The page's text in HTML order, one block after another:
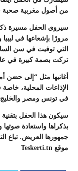
من أصول مغربية صحبة
سيروي الحفل مسيرة
مرورًا بإشعاعها في
التي توفيت في سن
تركت بصمة كبيرة في
أغانيها مثل “إلى حضن
الإذاعات المحلية، خاصة
في تونس ومصر والخليج
سيكون هذا الحفل
بذكراها واستعادة
جمهورها العريض. تباع
موقع Teskerti.tn